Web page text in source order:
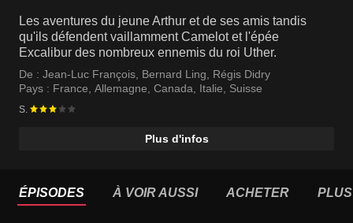
Les aventures du jeune Arthur et de ses amis tandis
qu'ils défendent vaillamment Camelot et l'épée
Excalibur des nombreux ennemis du roi Uther.
De : Jean-Luc François Bernard Ling
Régis Didry
Pays : France Allemagne Canada Italie Suisse
S.
Plus d'infos
ÉPISODES À VOIR AUSSI ACHETER